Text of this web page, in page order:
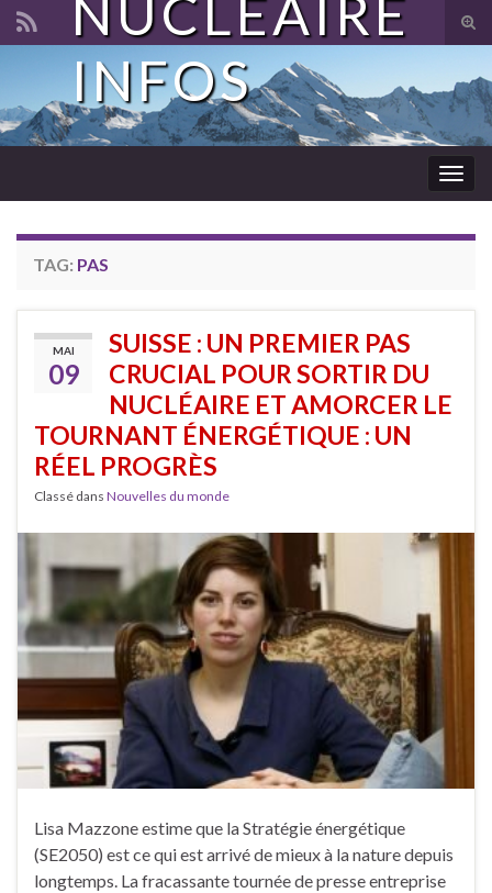
Search for:
NUCLÉAIRE
INFOS
TAG: PAS
MAI
09
SUISSE : UN PREMIER PAS
CRUCIAL POUR SORTIR DU
NUCLÉAIRE ET AMORCER LE
TOURNANT ÉNERGÉTIQUE : UN
RÉEL PROGRÈS
Classé dans Nouvelles du monde
Lisa Mazzone estime que la Stratégie énergétique
(SE2050) est ce qui est arrivé de mieux à la nature depuis
longtemps. La fracassante tournée de presse entreprise